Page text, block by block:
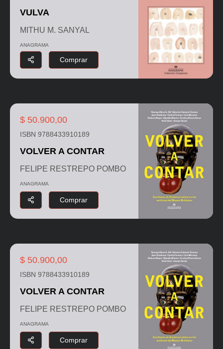
VULVA
MITHU M. SANYAL
ANAGRAMA
Comprar
$ 50.900,00
ISBN 9788433910189
VOLVER A CONTAR
FELIPE RESTREPO POMBO
ANAGRAMA
Comprar
$ 50.900,00
ISBN 9788433910189
VOLVER A CONTAR
FELIPE RESTREPO POMBO
ANAGRAMA
Comprar